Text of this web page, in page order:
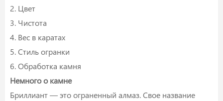
2. Цвет
3. Чистота
4. Вес в каратах
5. Стиль огранки
6. Обработка камня
Немного о камне
Бриллиант — это ограненный алмаз. Свое название